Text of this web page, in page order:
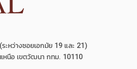
ะหว่างซอยเอกมัย 19 และ 21)
หนือ เขตวัฒนา กทม. 10110